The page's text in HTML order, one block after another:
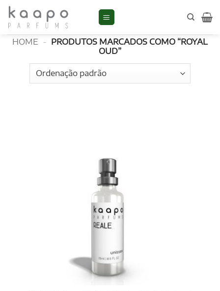
Skip
content
ROYAL OUD
HOME - PRODUTOS MARCADOS COMO “ROYAL
OUD”